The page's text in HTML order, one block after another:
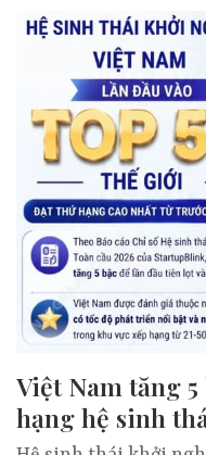
Việt Nam tăng
hạng hệ sinh